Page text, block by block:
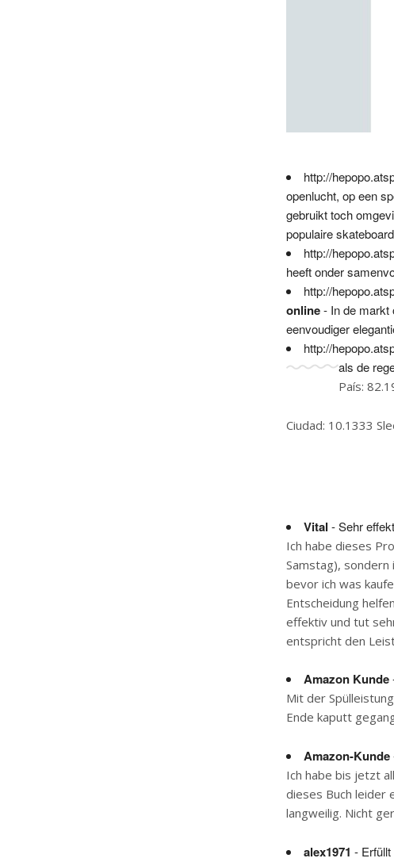
http://
openlucht, op een
gebruikt toch
populaire
http://
heeft onder
http://
online- In de markt
eenvoudiger
http://
als de
País:
Ciudad: 10.1333
Vital - Sehr
Ich habe dieses
Samstag),
bevor ich was
Entscheidung
effektiv und tut
entspricht den
Amazon Kunde
Mit der
Ende kaputt
Amazon-Kunde
Ich habe bis jetzt
dieses Buch leider
langweilig. Nicht
alex1971 -